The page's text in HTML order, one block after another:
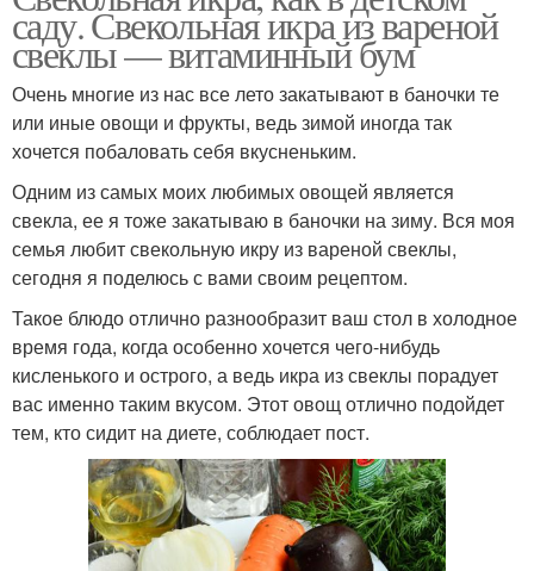
саду. Свекольная икра из вареной
свеклы — витаминный бум
Очень многие из нас все лето закатывают в баночки те
или иные овощи и фрукты, ведь зимой иногда так
хочется побаловать себя вкусненьким.
Одним из самых моих любимых овощей является
свекла, ее я тоже закатываю в баночки на зиму. Вся моя
семья любит свекольную икру из вареной свеклы,
сегодня я поделюсь с вами своим рецептом.
Такое блюдо отлично разнообразит ваш стол в холодное
время года, когда особенно хочется чего-нибудь
кисленького и острого, а ведь икра из свеклы порадует
вас именно таким вкусом. Этот овощ отлично подойдет
тем, кто сидит на диете, соблюдает пост.